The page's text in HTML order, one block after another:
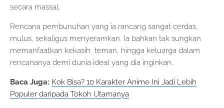
secara massal.
Rencana pembunuhan yang ia rancang sangat cerdas,
mulus, sekaligus menyeramkan. Ia bahkan tak sungkan
memanfaatkan kekasih, teman, hingga keluarga dalam
rencananya demi dunia ideal yang dia inginkan.
Baca Juga: Kok Bisa? 10 Karakter Anime Ini Jadi Lebih
Populer daripada Tokoh Utamanya